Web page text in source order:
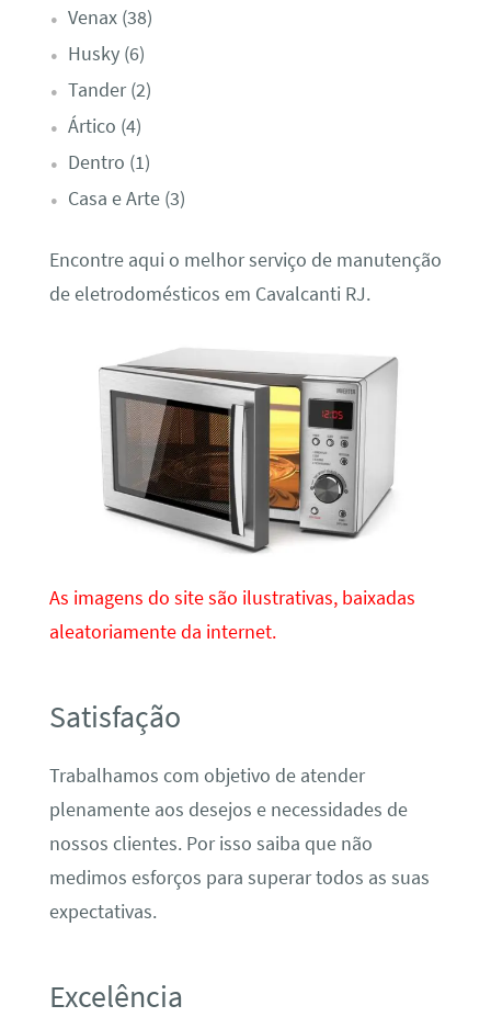
Venax (38)
Husky (6)
Tander (2)
Ártico (4)
Dentro (1)
Casa e Arte (3)
Encontre aqui o melhor serviço de manutenção
de eletrodomésticos em Cavalcanti RJ.
As imagens do site são ilustrativas, baixadas
aleatoriamente da internet.
Satisfação
Trabalhamos com objetivo de atender
plenamente aos desejos e necessidades de
nossos clientes. Por isso saiba que não
medimos esforços para superar todos as suas
expectativas.
Excelência